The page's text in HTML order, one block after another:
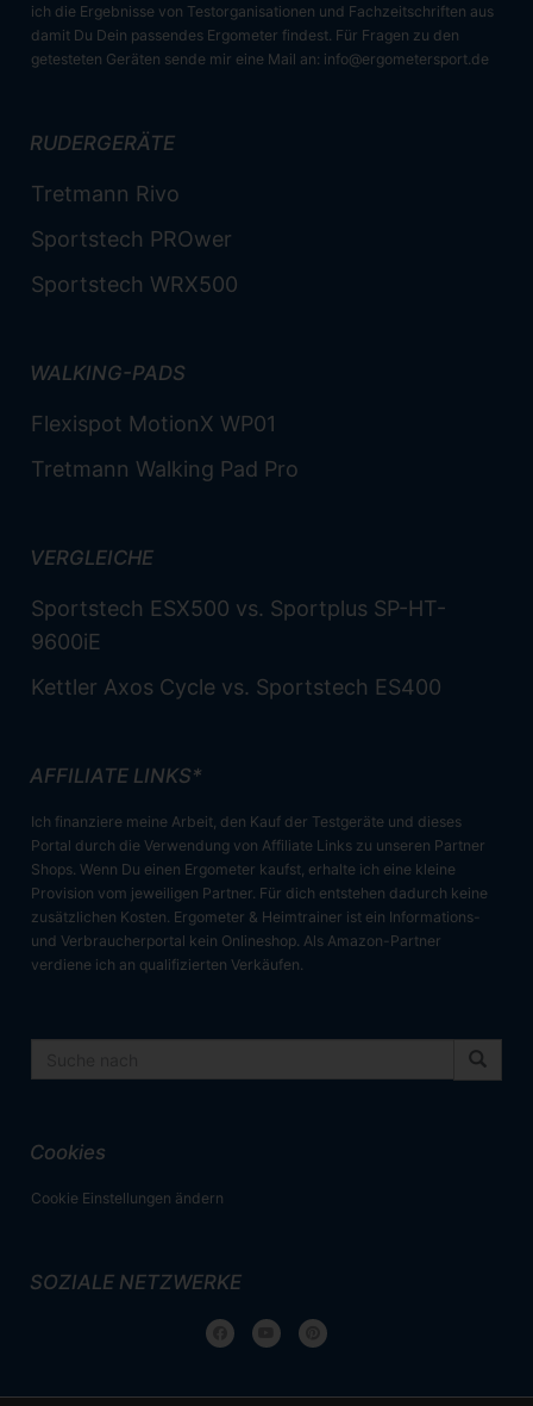
ich die Ergebnisse von Testorganisationen und Fachzeitschriften aus
damit Du Dein passendes Ergometer findest. Für Fragen zu den
getesteten Geräten sende mir eine Mail an: info@ergometersport.de
RUDERGERÄTE
Tretmann Rivo
Sportstech PROwer
Sportstech WRX500
WALKING-PADS
Flexispot MotionX WP01
Tretmann Walking Pad Pro
VERGLEICHE
Sportstech ESX500 vs. Sportplus SP-HT-
9600iE
Kettler Axos Cycle vs. Sportstech ES400
AFFILIATE LINKS*
Ich finanziere meine Arbeit, den Kauf der Testgeräte und dieses
Portal durch die Verwendung von Affiliate Links zu unseren Partner
Shops. Wenn Du einen Ergometer kaufst, erhalte ich eine kleine
Provision vom jeweiligen Partner. Für dich entstehen dadurch keine
zusätzlichen Kosten. Ergometer & Heimtrainer ist ein Informations-
und Verbraucherportal kein Onlineshop. Als Amazon-Partner
verdiene ich an qualifizierten Verkäufen.
Cookies
Cookie Einstellungen ändern
SOZIALE NETZWERKE